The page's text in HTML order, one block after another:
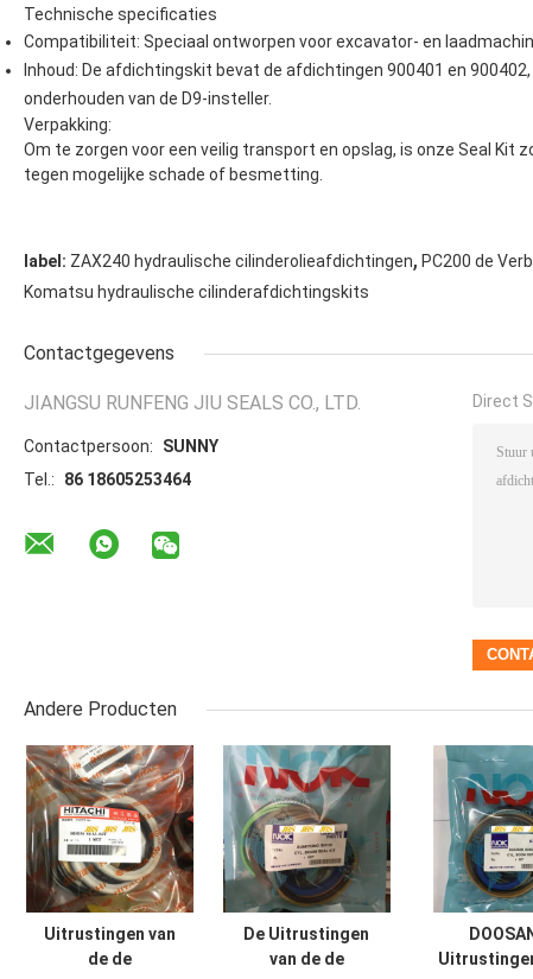
Technische specificaties
Compatibiliteit: Speciaal ontworpen voor excavator- en
Inhoud: De afdichtingskit bevat de afdichtingen 900401 en
onderhouden van de D9-insteller.
Verpakking:
Om te zorgen voor een veilig transport en opslag, is onze Seal Kit
tegen mogelijke schade of besmetting.
label: ZAX240 hydraulische cilinderolieafdichtingen, PC200 de
Komatsu hydraulische cilinderafdichtingskits
Contactgegevens
JIANGSU RUNFENG JIU SEALS CO., LTD.
Contactpersoon:
SUNNY
Tel.:
86 18605253464
Direct
Andere Producten
Uitrustingen van
de de
De Uitrustingen
van de de